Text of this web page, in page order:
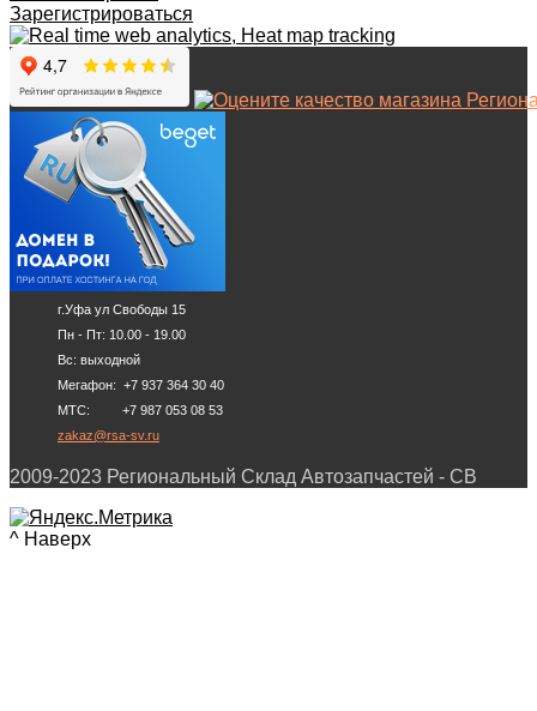
Зарегистрироваться
г.Уфа ул Свободы 15
Пн - Пт: 10.00 - 19.00
Вс: выходной
Мегафон: +7 937 364 30 40
МТС: +7 987 053 08 53
zakaz@rsa-sv.ru
2009-2023 Региональный Склад Автозапчастей - СВ
^ Наверх